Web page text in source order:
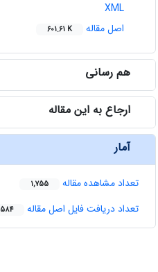
XML
اصل مقاله
601.61 K
هم رسانی
ارجاع به این مقاله
آمار
تعداد مشاهده مقاله 1,755
تعداد دریافت فایل اصل مقاله 584